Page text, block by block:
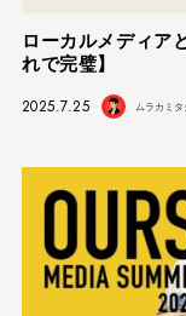
ローカルメディア
れで完璧】
2025.7.25 ムラカミタ